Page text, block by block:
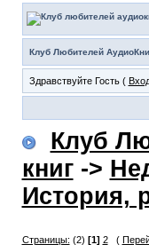
Клуб Любителей
Здравствуйте Гость (
Клуб
книг->
История,
Страницы: (2) [1] 2(